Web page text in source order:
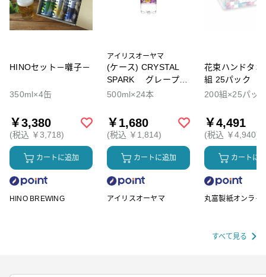
HINOセット－囃子－
350ml×4缶
￥3,380
(税込 ￥3,718)
カートに追加
HINO BREWING
アイリスオーヤマ
(ケース) CRYSTAL
SPARK グレープソ
ーダ
500ml×24本
￥1,680
(税込 ￥1,814)
カートに追加
アイリスオーヤマ
花束ハンドタオ
組 25パック
200組×25パッ
￥4,491
(税込 ￥4,940)
カートに
丸富製紙オンライ
すべて見る